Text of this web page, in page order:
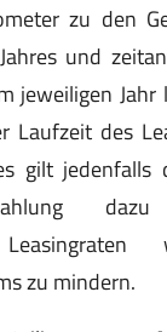
zu den
und
jeweiligen Jahr
Laufzeit des
gilt
zu mindern.